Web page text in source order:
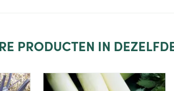
PRODUCTEN IN